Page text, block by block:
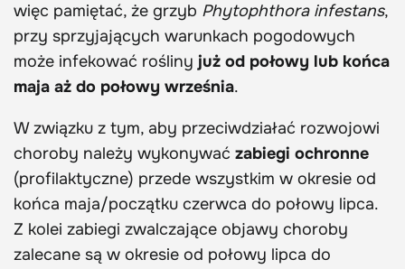
więc pamiętać, że grzyb Phytophthora infestans,
przy sprzyjających warunkach pogodowych
może infekować rośliny już od połowy lub końca
maja aż do połowy września.
W związku z tym, aby przeciwdziałać rozwojowi
choroby należy wykonywać zabiegi ochronne
(profilaktyczne) przede wszystkim w okresie od
końca maja/początku czerwca do połowy lipca.
Z kolei zabiegi zwalczające objawy choroby
zalecane są w okresie od połowy lipca do